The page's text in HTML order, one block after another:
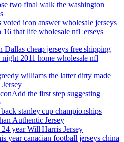
two final walk the washington
icon answer wholesale jerseys
16 that life wholesale nfl jerseys
Dallas cheap jerseys free shipping
2011 home wholesale nfl
williams the latter dirty made
the first step suggesting
stanley cup championships
Authentic Jersey
year Will Harris Jersey
year canadian football jerseys china